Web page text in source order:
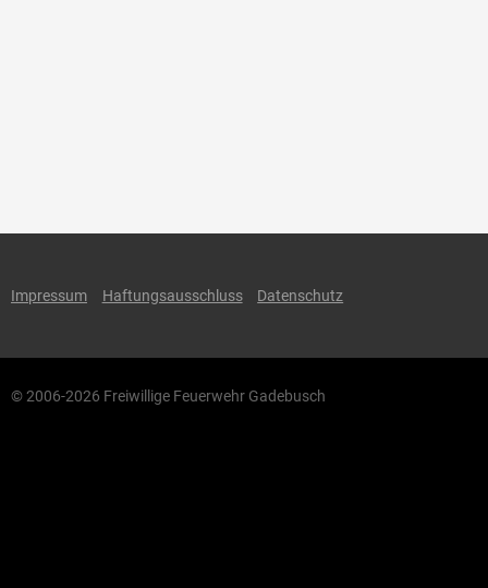
Impressum Haftungsausschluss Datenschutz
© 2006-2026 Freiwillige Feuerwehr Gadebusch